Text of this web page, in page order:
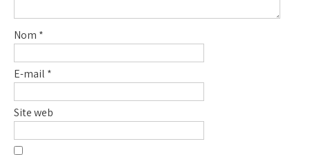
Nom *
E-mail *
Site web